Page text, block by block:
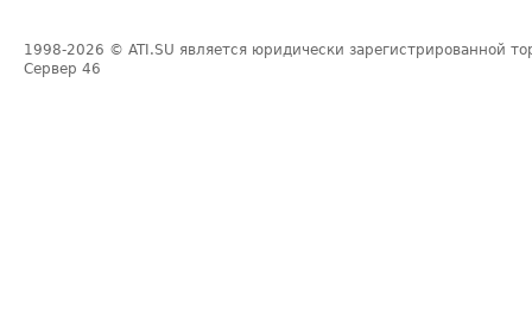
1998-2026 © ATI.SU является юридически зарегистрированной
Сервер 46